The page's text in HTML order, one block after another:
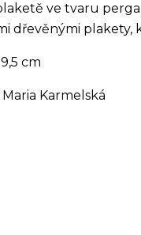
ve tvaru
dřevěnými plakety,
cm
Karmelská